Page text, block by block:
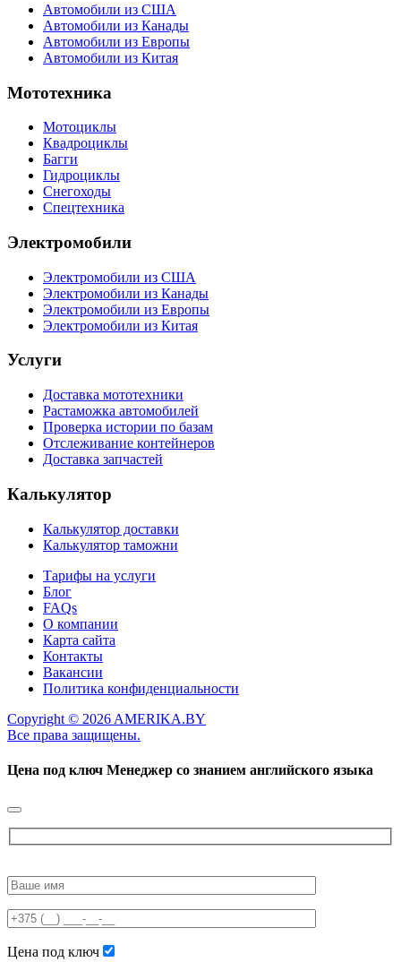
Автомобили из США
Автомобили из Канады
Автомобили из Европы
Автомобили из Китая
Мототехника
Мотоциклы
Квадроциклы
Багги
Гидроциклы
Снегоходы
Спецтехника
Электромобили
Электромобили из США
Электромобили из Канады
Электромобили из Европы
Электромобили из Китая
Услуги
Доставка мототехники
Растаможка автомобилей
Проверка истории по базам
Отслеживание контейнеров
Доставка запчастей
Калькулятор
Калькулятор доставки
Калькулятор таможни
Тарифы на услуги
Блог
FAQs
О компании
Карта сайта
Контакты
Вакансии
Политика конфиденциальности
Copyright © 2026 AMERIKA.BY
Все права защищены.
Цена под ключ Менеджер со знанием английского языка
leave
field
empty.
Цена под ключ